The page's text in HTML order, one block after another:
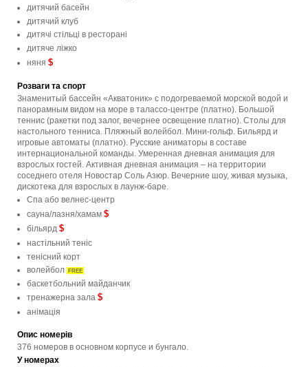
дитячий басейн
дитячий клуб
дитячі стільці в ресторані
дитяче ліжко
няня $
Розваги та спорт
Знаменитый бассейн «Акватоник» с подогреваемой морской водой и
панорамным видом на море в талассо-центре (платно). Большой
теннис (ракетки под залог, вечернее освещение платно). Столы для
настольного тенниса. Пляжный волейбол. Мини-гольф. Бильярд и
игровые автоматы (платно). Русские аниматоры в составе
интернациональной команды. Умеренная дневная анимация для
взрослых гостей. Активная дневная анимация – на территории
соседнего отеля Новостар Соль Азюр. Вечерние шоу, живая музыка,
дискотека для взрослых в лаунж-баре.
Спа або велнес-центр
сауна/лазня/хамам $
більярд $
настільний теніс
тенісний корт
волейбол FREE
баскетбольний майданчик
тренажерна зала $
анімація
Опис номерів
376 номеров в основном корпусе и бунгало.
У номерах